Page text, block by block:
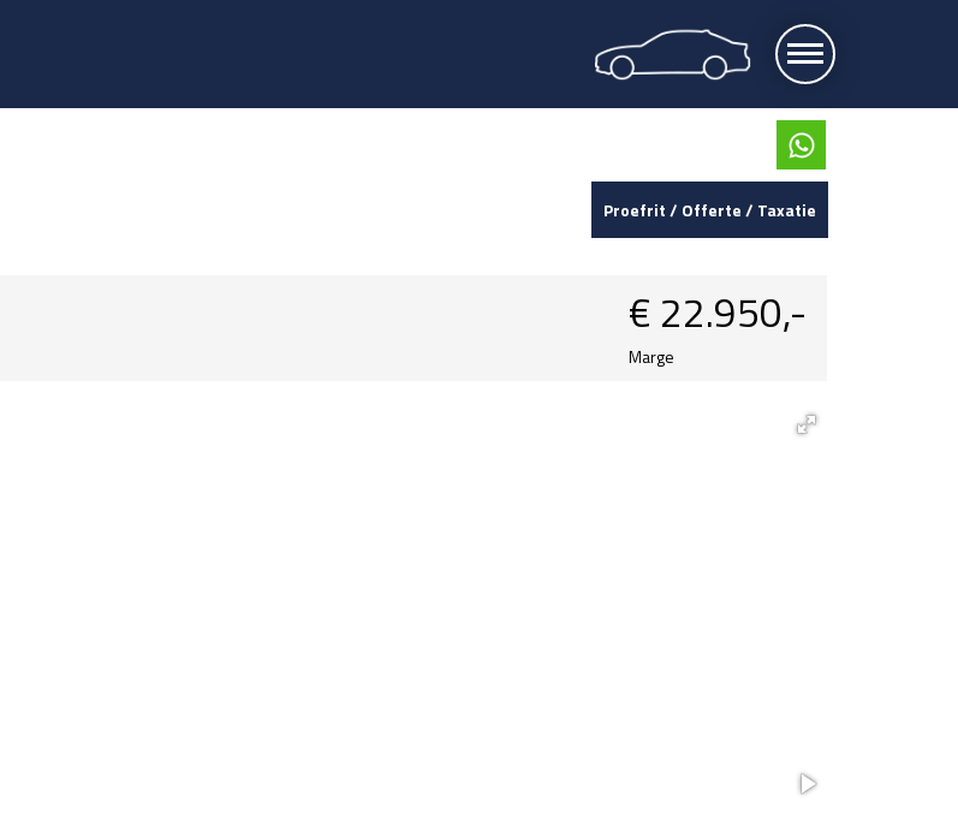
Proefrit / Offerte / Taxatie
€ 22.950,-
Marge